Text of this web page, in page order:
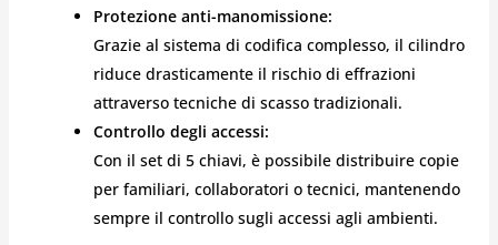
Protezione anti-manomissione:
Grazie al sistema di codifica complesso, il cilindro
riduce drasticamente il rischio di effrazioni
attraverso tecniche di scasso tradizionali.
Controllo degli accessi:
Con il set di 5 chiavi, è possibile distribuire copie
per familiari, collaboratori o tecnici, mantenendo
sempre il controllo sugli accessi agli ambienti.